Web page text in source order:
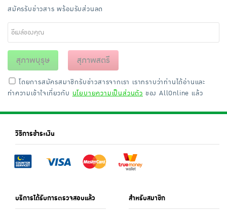
สมัครรับข่าวสาร พร้อมรับส่วนลด
สุภาพบุรุษ สุภาพสตรี
โดยการสมัครสมาชิกรับข่าวสารจากเรา เราทราบว่าท่านได้อ่านและ
ทำความเข้าใจเกี่ยวกับ นโยบายความเป็นส่วนตัว ของ AllOnline แล้ว
วิธีการชำระเงิน
บริการได้รับการตรวจสอบแล้ว สำหรับสมาชิก